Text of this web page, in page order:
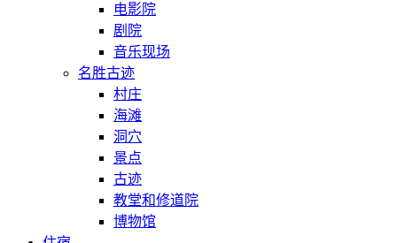
电影院
剧院
音乐现场
名胜古迹
村庄
海滩
洞穴
景点
古迹
教堂和修道院
博物馆